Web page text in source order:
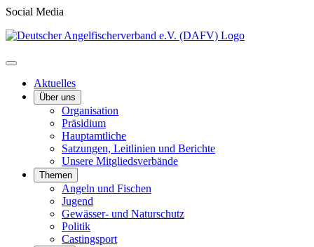
Social Media
Aktuelles
Über uns
Organisation
Präsidium
Hauptamtliche
Satzungen, Leitlinien und Berichte
Unsere Mitgliedsverbände
Themen
Angeln und Fischen
Jugend
Gewässer- und Naturschutz
Politik
Castingsport